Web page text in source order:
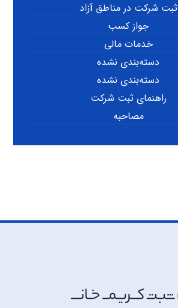
ثبت شرکت در مناطق آزاد
جواز کسب
خدمات مالی
دسته‌بندی نشده
دسته‌بندی نشده
راهنمای ثبت شرکت
مصاحبه